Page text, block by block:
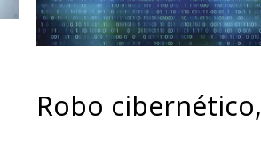
Robo cibernético,